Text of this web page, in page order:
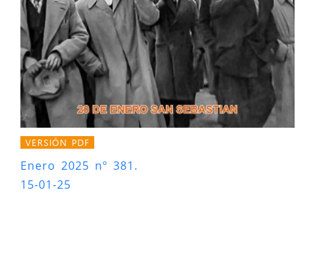
VERSIÓN PDF
Enero 2025 nº 381.
15-01-25